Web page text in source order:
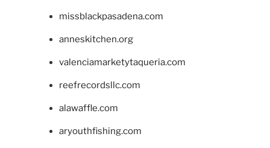
missblackpasadena.com
anneskitchen.org
valenciamarketytaqueria.com
reefrecordsllc.com
alawaffle.com
aryouthfishing.com